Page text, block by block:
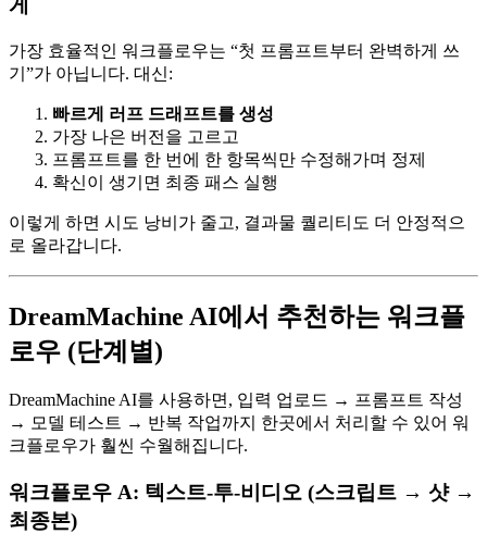
게
가장 효율적인 워크플로우는 “첫 프롬프트부터 완벽하게 쓰
기”가 아닙니다. 대신:
빠르게 러프 드래프트를 생성
가장 나은 버전을 고르고
프롬프트를 한 번에 한 항목씩만 수정해가며 정제
확신이 생기면 최종 패스 실행
이렇게 하면 시도 낭비가 줄고, 결과물 퀄리티도 더 안정적으
로 올라갑니다.
DreamMachine AI에서 추천하는 워크플
로우 (단계별)
DreamMachine AI를 사용하면, 입력 업로드 → 프롬프트 작성
→ 모델 테스트 → 반복 작업까지 한곳에서 처리할 수 있어 워
크플로우가 훨씬 수월해집니다.
워크플로우 A: 텍스트-투-비디오 (스크립트 → 샷 →
최종본)